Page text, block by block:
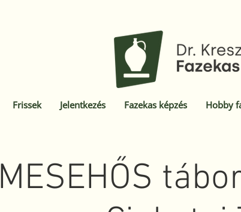
Frissek Jelentkezés Fazekas képzés Hobby
MESEHŐS